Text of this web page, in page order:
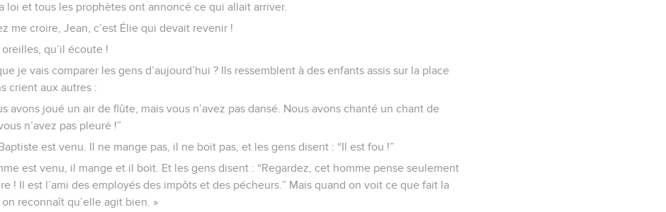
loi et tous les prophètes ont annoncé ce qui allait arriver.
me croire, Jean, c’est Élie qui devait revenir !
qu’il écoute !
je vais comparer les gens d’aujourd’hui ? Ils ressemblent à des enfants assis sur la place
crient aux autres :
avons joué un air de flûte, mais vous n’avez pas dansé. Nous avons chanté un chant de
n’avez pas pleuré !”
est venu. Il ne mange pas, il ne boit pas, et les gens disent : “Il est fou !”
est venu, il mange et il boit. Et les gens disent : “Regardez, cet homme pense seulement
! Il est l’ami des employés des impôts et des pécheurs.” Mais quand on voit ce que fait la
reconnaît qu’elle agit bien. »